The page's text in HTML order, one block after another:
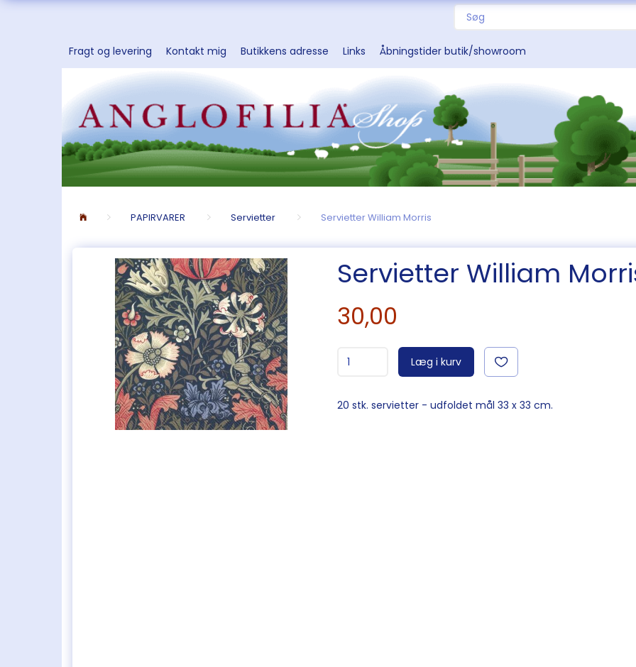
Fragt og levering Kontakt mig Butikkens adresse Links Åbningstider butik/showroom
PAPIRVARER Servietter Servietter William Morris
Servietter William
30,00
Læg i kurv
20 stk. servietter - udfoldet mål 33 x 33 cm.